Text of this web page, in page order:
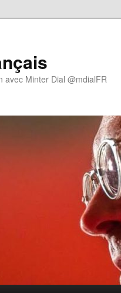
avec Minter Dial @mdialFR